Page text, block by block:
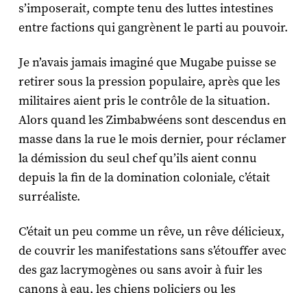
s’imposerait, compte tenu des luttes intestines
entre factions qui gangrènent le parti au pouvoir.
Je n’avais jamais imaginé que Mugabe puisse se
retirer sous la pression populaire, après que les
militaires aient pris le contrôle de la situation.
Alors quand les Zimbabwéens sont descendus en
masse dans la rue le mois dernier, pour réclamer
la démission du seul chef qu’ils aient connu
depuis la fin de la domination coloniale, c’était
surréaliste.
C’était un peu comme un rêve, un rêve délicieux,
de couvrir les manifestations sans s’étouffer avec
des gaz lacrymogènes ou sans avoir à fuir les
canons à eau, les chiens policiers ou les